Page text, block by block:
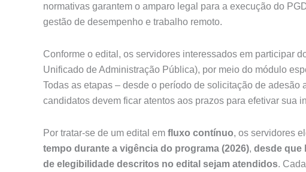
normativas garantem o amparo legal para a execução do
gestão de desempenho e trabalho remoto.
Conforme o edital, os servidores interessados em participar
Unificado de Administração Pública), por meio do módulo
Todas as etapas – desde o período de solicitação de
candidatos devem ficar atentos aos prazos para efetivar sua
Por tratar-se de um edital em fluxo contínuo, os servidores
tempo durante a vigência do programa (2026), desde que
de elegibilidade descritos no edital sejam atendidos.